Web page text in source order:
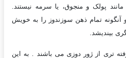
پولک و منجوق، یا سرمه نیستند.
آنگونه تمام ذهن سوزندوز را به خویش
بیندیشد.
تری از ژور دوزی می باشند . به این